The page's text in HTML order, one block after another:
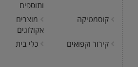
ותוספים
קוסמטיקה
מוצרים
אקולוגים
קירור וקפואים
כלי בית